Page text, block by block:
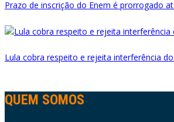
Prazo de inscrição do Enem é prorrogado
Lula cobra respeito e rejeita interferência
QUEM SOMOS